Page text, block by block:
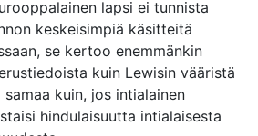
lapsi ei tunnista
keskeisimpiä käsitteitä
se kertoo enemmänkin
kuin Lewisin vääristä
kuin, jos intialainen
hindulaisuutta intialaisesta